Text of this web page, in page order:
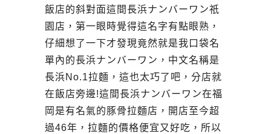
飯店的斜對面這間長浜ナンバーワン祇
園店，第一眼時覺得這名字有點眼熟，
仔細想了一下才發現竟然就是我口袋名
單內的長浜ナンバーワン， 中文名稱是
長浜No.1拉麵 ，這也太巧了吧，分店就
在飯店旁邊!這間長浜ナンバーワン在福
岡是有名氣的豚骨拉麵店，開店至今超
過46年，拉麵的價格便宜又好吃，所以